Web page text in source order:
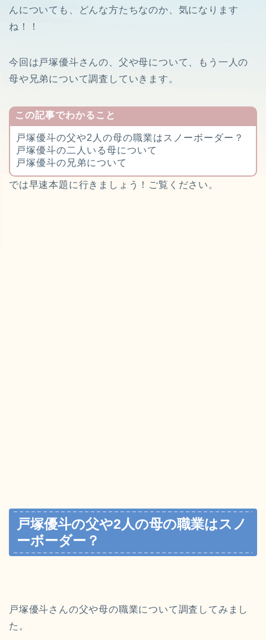
んについても、どんな方たちなのか、気になります
ね！！
今回は戸塚優斗さんの、父や母について、もう一人の
母や兄弟について調査していきます。
この記事でわかること
戸塚優斗の父や2人の母の職業はスノーボーダー？
戸塚優斗の二人いる母について
戸塚優斗の兄弟について
では早速本題に行きましょう！ご覧ください。
戸塚優斗の父や2人の母の職業はスノ
ーボーダー？
戸塚優斗さんの父や母の職業について調査してみまし
た。